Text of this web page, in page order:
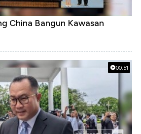
China Bangun Kawasan
00:51